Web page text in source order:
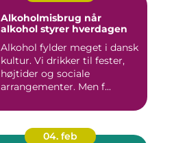
Alkoholmisbrug når
alkohol styrer hverdagen
Alkohol fylder meget i dansk
kultur. Vi drikker til fester,
højtider og sociale
arrangementer. Men f...
04. feb